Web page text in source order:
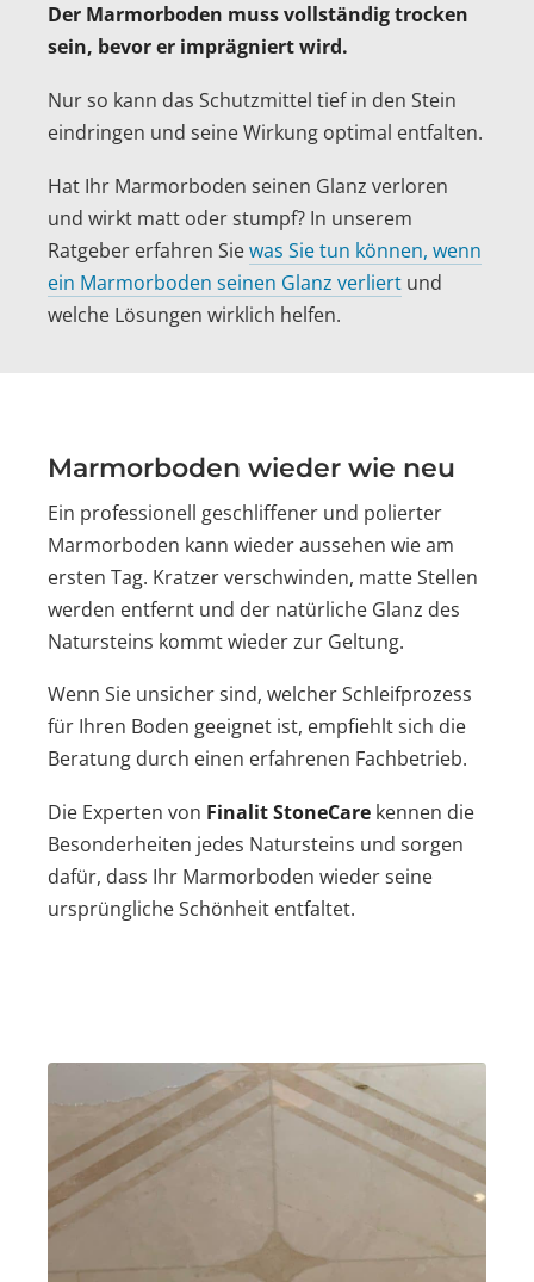
Der Marmorboden muss vollständig trocken
sein, bevor er imprägniert wird.
Nur so kann das Schutzmittel tief in den Stein
eindringen und seine Wirkung optimal entfalten.
Hat Ihr Marmorboden seinen Glanz verloren
und wirkt matt oder stumpf? In unserem
Ratgeber erfahren Siewas Sie tun können, wenn
ein Marmorboden seinen Glanz verliert und
welche Lösungen wirklich helfen.
Marmorboden wieder wie neu
Ein professionell geschliffener und polierter
Marmorboden kann wieder aussehen wie am
ersten Tag. Kratzer verschwinden, matte Stellen
werden entfernt und der natürliche Glanz des
Natursteins kommt wieder zur Geltung.
Wenn Sie unsicher sind, welcher Schleifprozess
für Ihren Boden geeignet ist, empfiehlt sich die
Beratung durch einen erfahrenen Fachbetrieb.
Die Experten von Finalit StoneCare kennen die
Besonderheiten jedes Natursteins und sorgen
dafür, dass Ihr Marmorboden wieder seine
ursprüngliche Schönheit entfaltet.